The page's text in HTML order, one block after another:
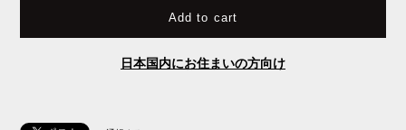
Add to cart
日本国内にお住まいの方向け